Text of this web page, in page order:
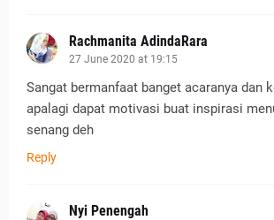
Rachmanita AdindaRara
27 June 2020 at 19:15
Sangat bermanfaat banget acaranya dan
apalagi dapat motivasi buat inspirasi
senang deh
Reply
Nyi Penengah